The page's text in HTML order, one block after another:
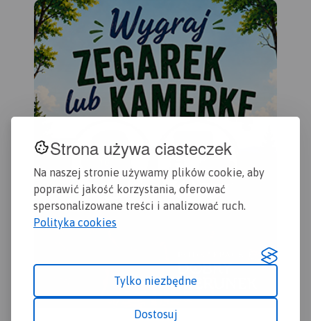
Strona używa ciasteczek
Na naszej stronie używamy plików cookie, aby
poprawić jakość korzystania, oferować
spersonalizowane treści i analizować ruch.
Polityka cookies
Tylko niezbędne
Dostosuj
zasięgiem obejmuje obszar
zamknięty przez Legnicę na
północy i Jelenią Górę na
południu. Przedstawia także
teren Parku Krajobrazowego
Doliny Boru oraz Parku
Krajobrazowego Chełmy.